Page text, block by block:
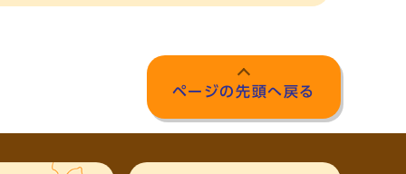
ページの先頭へ戻る